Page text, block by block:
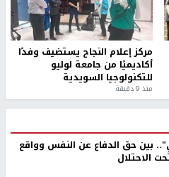
مركز إعلام النجاح يستضيف وفدًا
أكاديميًا من جامعة لوليو
للتكنولوجيا السويدية
منذ 9 دقيقة
بين حق الدفاع عن النفس وواقع
الاحتلال